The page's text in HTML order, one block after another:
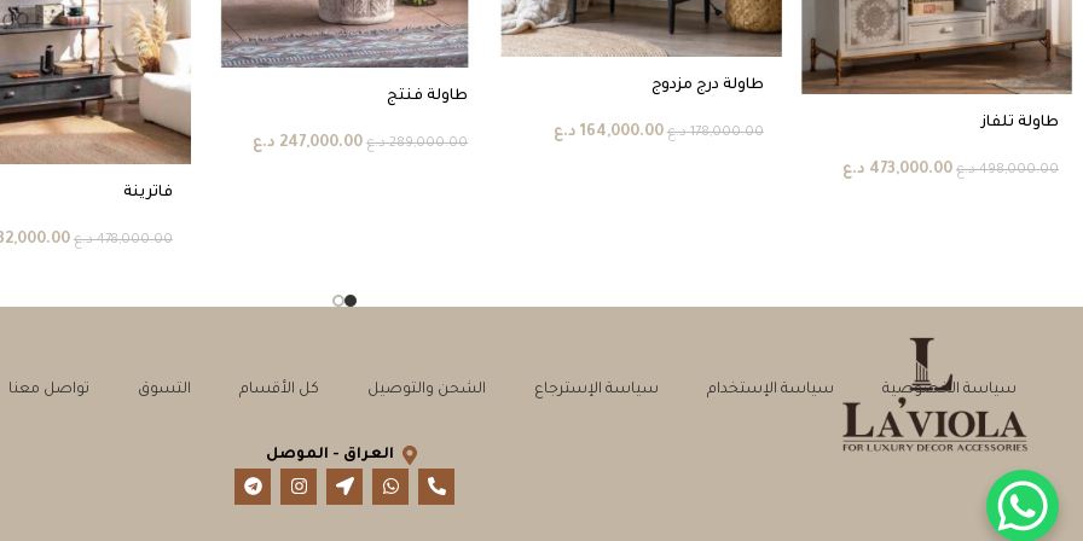
طاولة تلفاز
498,000.00 د.ع 473,000.00 د.ع
طاولة درج مزدوج
178,000.00 د.ع 164,000.00 د.ع
طاولة فنتج
289,000.00 د.ع 247,000.00 د.ع
فاترينة
478,000.00 د.ع
سياسة الخصوصية سياسة الإستخدام سياسة الإسترجاع الشحن والتوصيل كل الأقسام التسوق تواصل معنا
العراق - الموصل